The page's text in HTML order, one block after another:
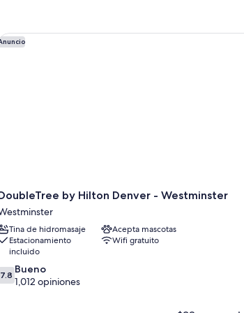
al
campo
by Hilton Denver - Westminster
Tina de hidromasaje
Acepta mascotas
Estacionamiento
incluido
Wifi gratuito
7.8 Bueno
1,012 opiniones
by Hilton Denver - Westminster